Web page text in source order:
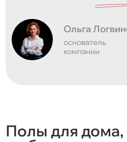
Ольга
основатель
компании
Полы для